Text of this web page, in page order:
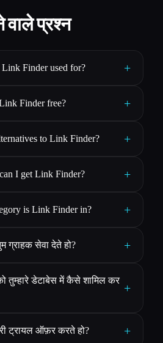
प्रश्न
Link Finder used for? +
Finder free? +
to Link Finder? +
I get Link Finder? +
is Link Finder in? +
ग्राहक सेवा देते हो? +
तुम्हारे डेटाबेस में कैसे शामिल कर
+
ट्रायल ऑफ़र करते हो? +